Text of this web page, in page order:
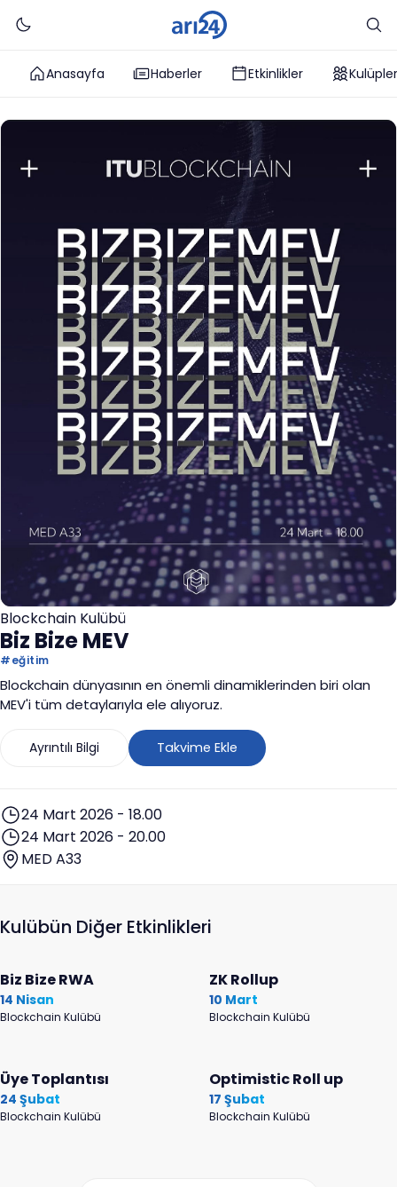
Anasayfa Haberler Etkinlikler Kulüpler
Blockchain Kulübü
Biz Bize MEV
#eğitim
Blockchain dünyasının en önemli dinamiklerinden biri olan
MEV'i tüm detaylarıyla ele alıyoruz.
Ayrıntılı Bilgi Takvime Ekle
24 Mart 2026 - 18.00
24 Mart 2026 - 20.00
MED A33
Kulübün Diğer Etkinlikleri
Biz Bize RWA
14 Nisan
Blockchain Kulübü
ZK Rollup
10 Mart
Blockchain Kulübü
Üye Toplantısı
24 Şubat
Blockchain Kulübü
Optimistic Roll up
17 Şubat
Blockchain Kulübü